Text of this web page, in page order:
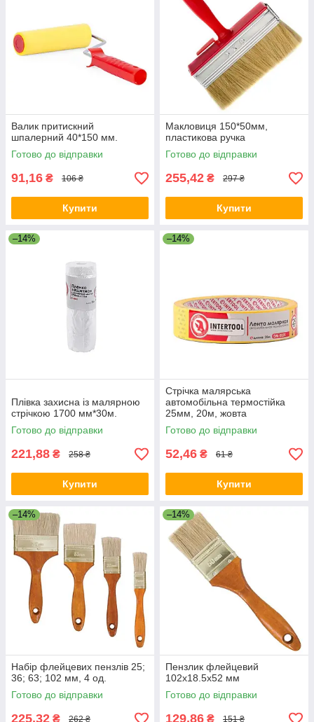
Валик притискний
шпалерний 40*150 мм.
Готово до відправки
91,16 ₴ 106 ₴
Купити
Макловиця 150*50мм,
пластикова ручка
Готово до відправки
255,42 ₴ 297 ₴
Купити
–14%
Плівка захисна із малярною
стрічкою 1700 мм*30м.
Готово до відправки
221,88 ₴ 258 ₴
Купити
–14%
Стрічка малярська
автомобільна термостійка
25мм, 20м, жовта
Готово до відправки
52,46 ₴ 61 ₴
Купити
–14%
Набір флейцевих пензлів 25;
36; 63; 102 мм, 4 од.
Готово до відправки
225,32 ₴ 262 ₴
–14%
Пензлик флейцевий
102x18.5x52 мм
Готово до відправки
129,86 ₴ 151 ₴